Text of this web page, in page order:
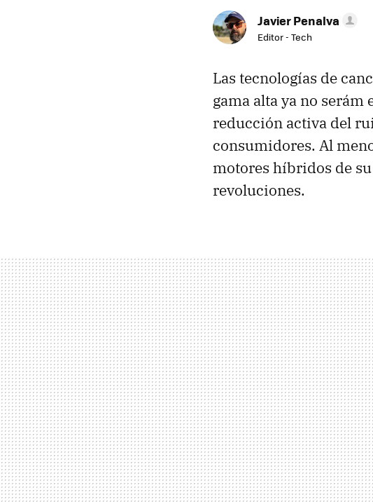
Javier Penalva
Editor - Tech
Las tecnologías de
gama alta ya no serám
reducción activa del
consumidores. Al
motores híbridos de
revoluciones.